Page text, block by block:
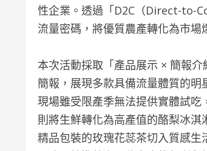
性企業。透過「D2C（Direct-to-
流量密碼，將優質農產轉化為市場
本次活動採取「產品展示 × 簡報
簡報，展現多款具備流量體質的明
現場雖受限產季無法提供實體試
則將生鮮轉化為高產值的酪梨冰
精品包裝的玫瑰花蕊茶切入質感